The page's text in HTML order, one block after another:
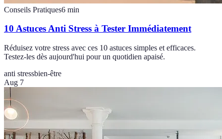
Conseils Pratiques6 min
10 Astuces Anti Stress à Tester Immédiatement
Réduisez votre stress avec ces 10 astuces simples et efficaces.
Testez-les dès aujourd'hui pour un quotidien apaisé.
anti stressbien-être
Aug 7